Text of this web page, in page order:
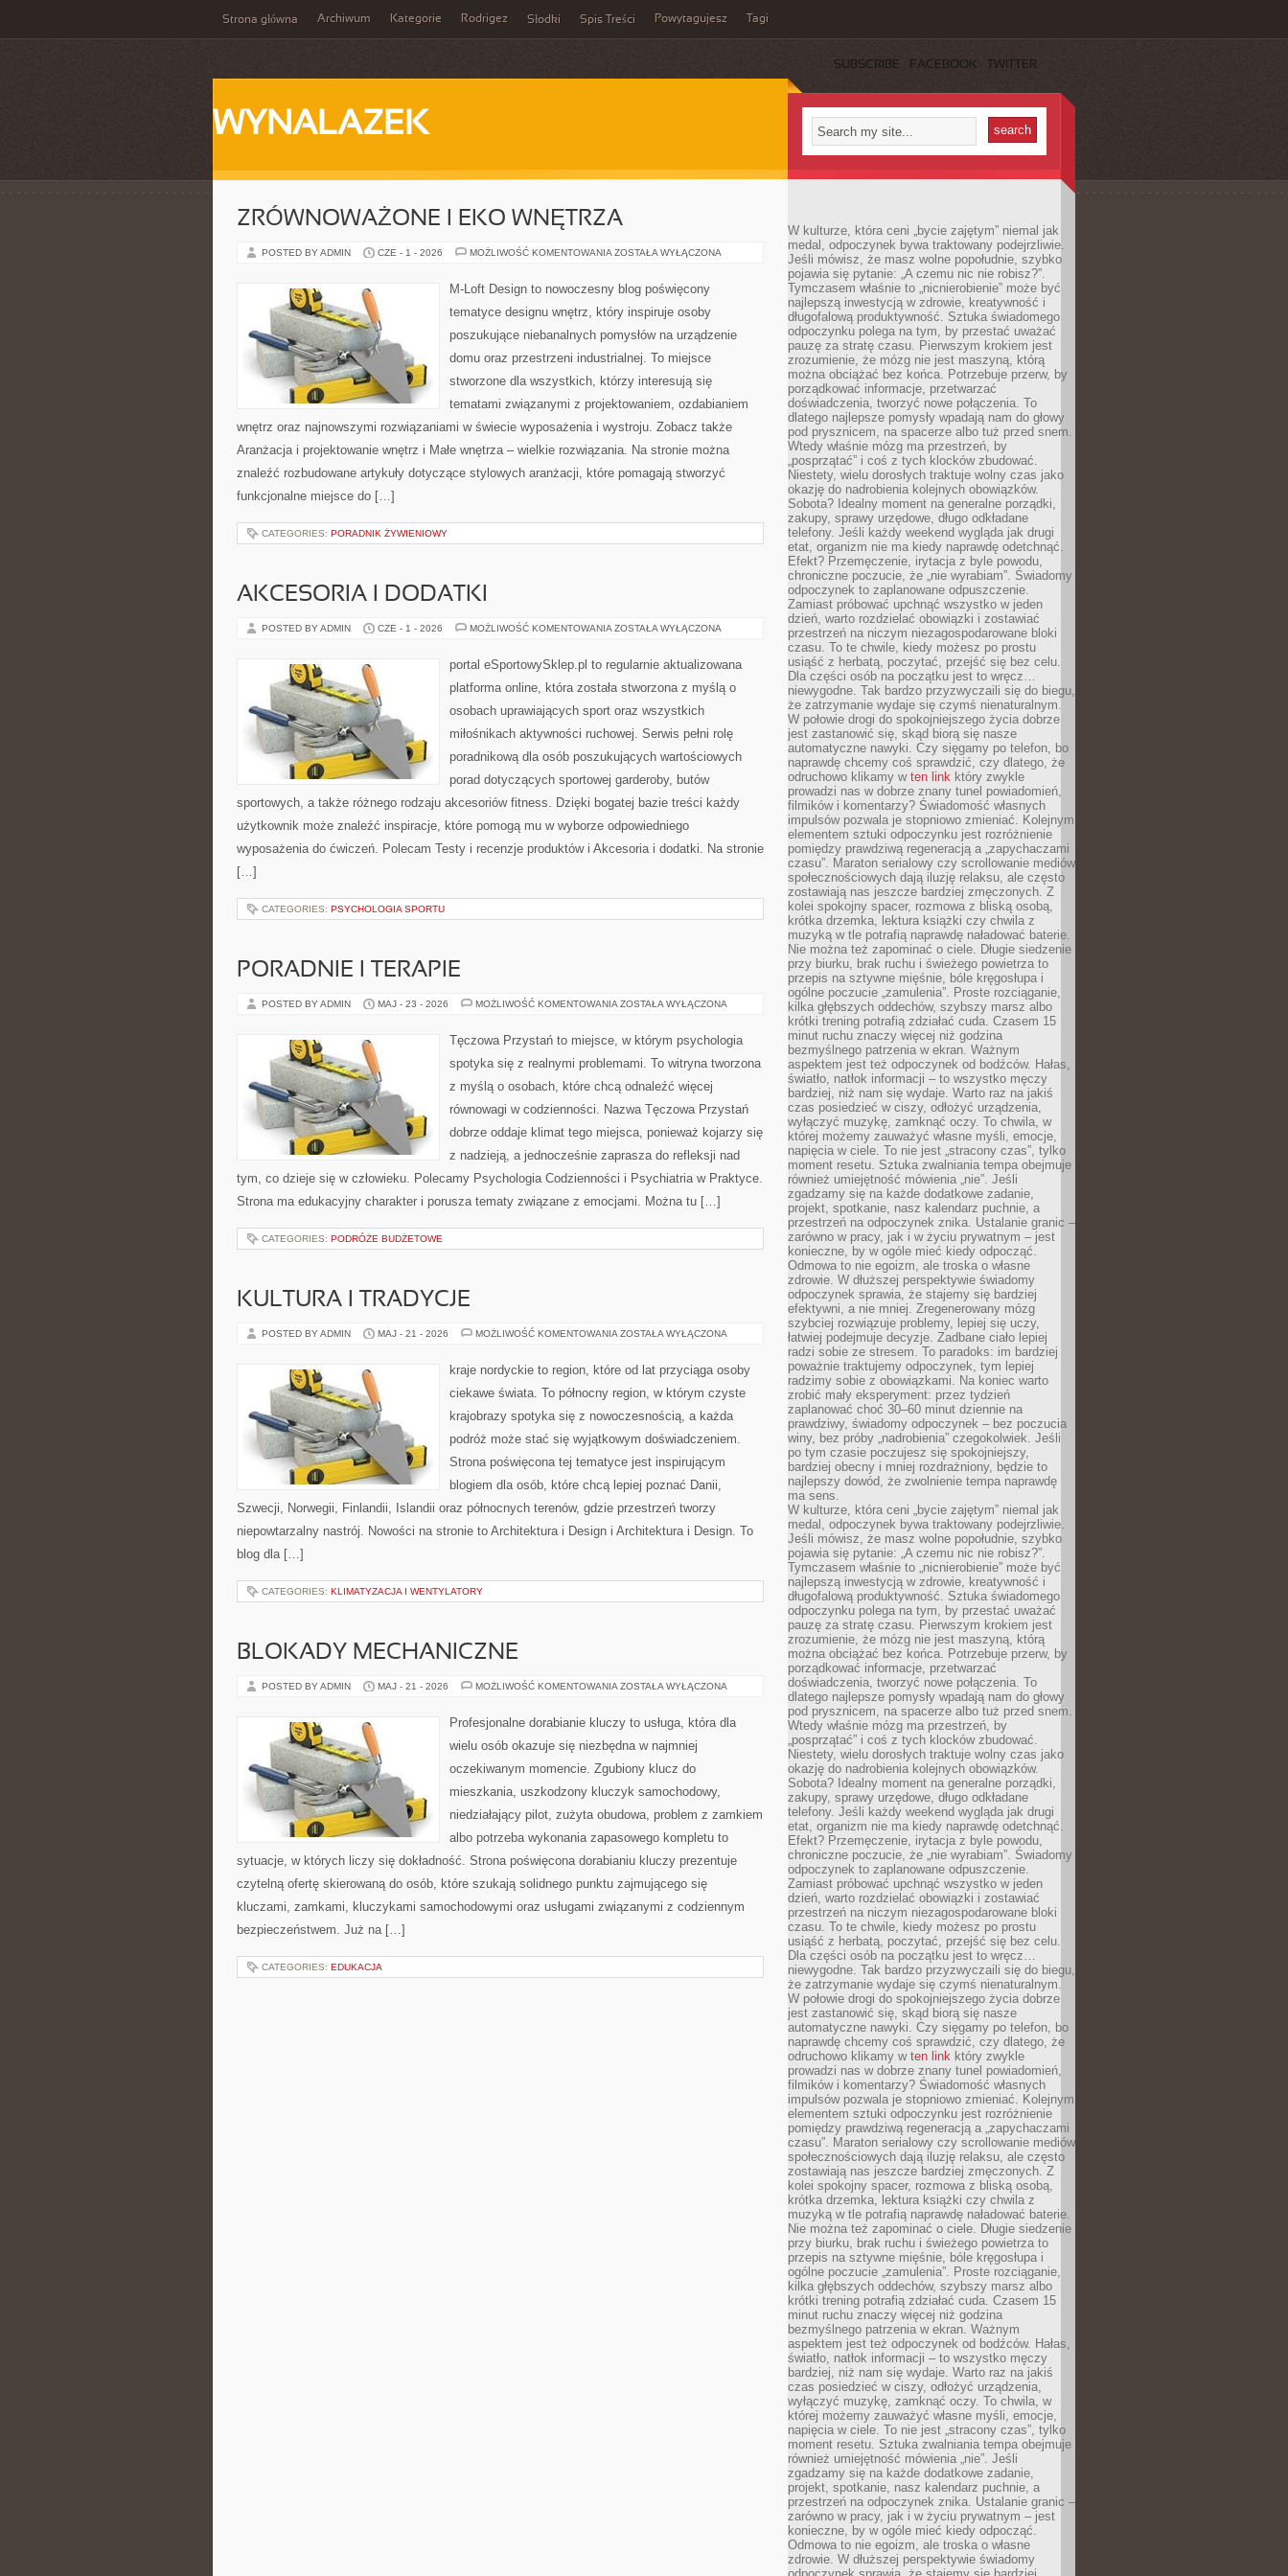
Strona główna Archiwum Kategorie Rodrigez Słodki Spis Treści Powytagujesz Tagi
SUBSCRIBE FACEBOOK TWITTER
WYNALAZEK
ZRÓWNOWAŻONE I EKO WNĘTRZA
POSTED BY ADMIN CZE - 1 - 2026 MOŻLIWOŚĆ KOMENTOWANIA ZRÓWNOWAŻONE
WNĘTRZA
ZOSTAŁA WYŁĄCZONA
M-Loft Design to nowoczesny blog poświęcony
tematyce designu wnętrz, który inspiruje osoby
poszukujące niebanalnych pomysłów na urządzenie
domu oraz przestrzeni industrialnej. To miejsce
stworzone dla wszystkich, którzy interesują się
tematami związanymi z projektowaniem, ozdabianiem
wnętrz oraz najnowszymi rozwiązaniami w świecie wyposażenia i wystroju. Zobacz także
Aranżacja i projektowanie wnętrz i Małe wnętrza – wielkie rozwiązania. Na stronie można
znaleźć rozbudowane artykuły dotyczące stylowych aranżacji, które pomagają stworzyć
funkcjonalne miejsce do […]
CATEGORIES: PORADNIK ŻYWIENIOWY
AKCESORIA I DODATKI
POSTED BY ADMIN CZE - 1 - 2026 MOŻLIWOŚĆ KOMENTOWANIA AKCESORIA
ZOSTAŁA WYŁĄCZONA
portal eSportowySklep.pl to regularnie aktualizowana
platforma online, która została stworzona z myślą o
osobach uprawiających sport oraz wszystkich
miłośnikach aktywności ruchowej. Serwis pełni rolę
poradnikową dla osób poszukujących wartościowych
porad dotyczących sportowej garderoby, butów
sportowych, a także różnego rodzaju akcesoriów fitness. Dzięki bogatej bazie treści każdy
użytkownik może znaleźć inspiracje, które pomogą mu w wyborze odpowiedniego
wyposażenia do ćwiczeń. Polecam Testy i recenzje produktów i Akcesoria i dodatki. Na stronie
[…]
CATEGORIES: PSYCHOLOGIA SPORTU
PORADNIE I TERAPIE
POSTED BY ADMIN MAJ - 23 - 2026 MOŻLIWOŚĆ KOMENTOWANIA PORADNIE
ZOSTAŁA WYŁĄCZONA
Tęczowa Przystań to miejsce, w którym psychologia
spotyka się z realnymi problemami. To witryna tworzona
z myślą o osobach, które chcą odnaleźć więcej
równowagi w codzienności. Nazwa Tęczowa Przystań
dobrze oddaje klimat tego miejsca, ponieważ kojarzy się
z nadzieją, a jednocześnie zaprasza do refleksji nad
tym, co dzieje się w człowieku. Polecamy Psychologia Codzienności i Psychiatria w Praktyce.
Strona ma edukacyjny charakter i porusza tematy związane z emocjami. Można tu […]
CATEGORIES: PODRÓŻE BUDŻETOWE
KULTURA I TRADYCJE
POSTED BY ADMIN MAJ - 21 - 2026 MOŻLIWOŚĆ KOMENTOWANIA KULTURA
ZOSTAŁA WYŁĄCZONA
kraje nordyckie to region, które od lat przyciąga osoby
ciekawe świata. To północny region, w którym czyste
krajobrazy spotyka się z nowoczesnością, a każda
podróż może stać się wyjątkowym doświadczeniem.
Strona poświęcona tej tematyce jest inspirującym
blogiem dla osób, które chcą lepiej poznać Danii,
Szwecji, Norwegii, Finlandii, Islandii oraz północnych terenów, gdzie przestrzeń tworzy
niepowtarzalny nastrój. Nowości na stronie to Architektura i Design i Architektura i Design. To
blog dla […]
CATEGORIES: KLIMATYZACJA I WENTYLATORY
BLOKADY MECHANICZNE
POSTED BY ADMIN MAJ - 21 - 2026 MOŻLIWOŚĆ KOMENTOWANIA BLOKADY
ZOSTAŁA WYŁĄCZONA
Profesjonalne dorabianie kluczy to usługa, która dla
wielu osób okazuje się niezbędna w najmniej
oczekiwanym momencie. Zgubiony klucz do
mieszkania, uszkodzony kluczyk samochodowy,
niedziałający pilot, zużyta obudowa, problem z zamkiem
albo potrzeba wykonania zapasowego kompletu to
sytuacje, w których liczy się dokładność. Strona poświęcona dorabianiu kluczy prezentuje
czytelną ofertę skierowaną do osób, które szukają solidnego punktu zajmującego się
kluczami, zamkami, kluczykami samochodowymi oraz usługami związanymi z codziennym
bezpieczeństwem. Już na […]
CATEGORIES: EDUKACJA
W kulturze, która ceni „bycie zajętym” niemal jak
medal, odpoczynek bywa traktowany podejrzliwie.
Jeśli mówisz, że masz wolne popołudnie, szybko
pojawia się pytanie: „A czemu nic nie robisz?”.
Tymczasem właśnie to „nicnierobienie” może być
najlepszą inwestycją w zdrowie, kreatywność i
długofalową produktywność. Sztuka świadomego
odpoczynku polega na tym, by przestać uważać
pauzę za stratę czasu. Pierwszym krokiem jest
zrozumienie, że mózg nie jest maszyną, którą
można obciążać bez końca. Potrzebuje przerw, by
porządkować informacje, przetwarzać
doświadczenia, tworzyć nowe połączenia. To
dlatego najlepsze pomysły wpadają nam do głowy
pod prysznicem, na spacerze albo tuż przed snem.
Wtedy właśnie mózg ma przestrzeń, by
„posprzątać” i coś z tych klocków zbudować.
Niestety, wielu dorosłych traktuje wolny czas jako
okazję do nadrobienia kolejnych obowiązków.
Sobota? Idealny moment na generalne porządki,
zakupy, sprawy urzędowe, długo odkładane
telefony. Jeśli każdy weekend wygląda jak drugi
etat, organizm nie ma kiedy naprawdę odetchnąć.
Efekt? Przemęczenie, irytacja z byle powodu,
chroniczne poczucie, że „nie wyrabiam”. Świadomy
odpoczynek to zaplanowane odpuszczenie.
Zamiast próbować upchnąć wszystko w jeden
dzień, warto rozdzielać obowiązki i zostawiać
przestrzeń na niczym niezagospodarowane bloki
czasu. To te chwile, kiedy możesz po prostu
usiąść z herbatą, poczytać, przejść się bez celu.
Dla części osób na początku jest to wręcz…
niewygodne. Tak bardzo przyzwyczaili się do biegu,
że zatrzymanie wydaje się czymś nienaturalnym.
W połowie drogi do spokojniejszego życia dobrze
jest zastanowić się, skąd biorą się nasze
automatyczne nawyki. Czy sięgamy po telefon, bo
naprawdę chcemy coś sprawdzić, czy dlatego, że
odruchowo klikamy w ten link który zwykle
prowadzi nas w dobrze znany tunel powiadomień,
filmików i komentarzy? Świadomość własnych
impulsów pozwala je stopniowo zmieniać. Kolejnym
elementem sztuki odpoczynku jest rozróżnienie
pomiędzy prawdziwą regeneracją a „zapychaczami
czasu”. Maraton serialowy czy scrollowanie mediów
społecznościowych dają iluzję relaksu, ale często
zostawiają nas jeszcze bardziej zmęczonych. Z
kolei spokojny spacer, rozmowa z bliską osobą,
krótka drzemka, lektura książki czy chwila z
muzyką w tle potrafią naprawdę naładować baterie.
Nie można też zapominać o ciele. Długie siedzenie
przy biurku, brak ruchu i świeżego powietrza to
przepis na sztywne mięśnie, bóle kręgosłupa i
ogólne poczucie „zamulenia”. Proste rozciąganie,
kilka głębszych oddechów, szybszy marsz albo
krótki trening potrafią zdziałać cuda. Czasem 15
minut ruchu znaczy więcej niż godzina
bezmyślnego patrzenia w ekran. Ważnym
aspektem jest też odpoczynek od bodźców. Hałas,
światło, natłok informacji – to wszystko męczy
bardziej, niż nam się wydaje. Warto raz na jakiś
czas posiedzieć w ciszy, odłożyć urządzenia,
wyłączyć muzykę, zamknąć oczy. To chwila, w
której możemy zauważyć własne myśli, emocje,
napięcia w ciele. To nie jest „stracony czas”, tylko
moment resetu. Sztuka zwalniania tempa obejmuje
również umiejętność mówienia „nie”. Jeśli
zgadzamy się na każde dodatkowe zadanie,
projekt, spotkanie, nasz kalendarz puchnie, a
przestrzeń na odpoczynek znika. Ustalanie granic –
zarówno w pracy, jak i w życiu prywatnym – jest
konieczne, by w ogóle mieć kiedy odpocząć.
Odmowa to nie egoizm, ale troska o własne
zdrowie. W dłuższej perspektywie świadomy
odpoczynek sprawia, że stajemy się bardziej
efektywni, a nie mniej. Zregenerowany mózg
szybciej rozwiązuje problemy, lepiej się uczy,
łatwiej podejmuje decyzje. Zadbane ciało lepiej
radzi sobie ze stresem. To paradoks: im bardziej
poważnie traktujemy odpoczynek, tym lepiej
radzimy sobie z obowiązkami. Na koniec warto
zrobić mały eksperyment: przez tydzień
zaplanować choć 30–60 minut dziennie na
prawdziwy, świadomy odpoczynek – bez poczucia
winy, bez próby „nadrobienia” czegokolwiek. Jeśli
po tym czasie poczujesz się spokojniejszy,
bardziej obecny i mniej rozdrażniony, będzie to
najlepszy dowód, że zwolnienie tempa naprawdę
ma sens.
W kulturze, która ceni „bycie zajętym” niemal jak
medal, odpoczynek bywa traktowany podejrzliwie.
Jeśli mówisz, że masz wolne popołudnie, szybko
pojawia się pytanie: „A czemu nic nie robisz?”.
Tymczasem właśnie to „nicnierobienie” może być
najlepszą inwestycją w zdrowie, kreatywność i
długofalową produktywność. Sztuka świadomego
odpoczynku polega na tym, by przestać uważać
pauzę za stratę czasu. Pierwszym krokiem jest
zrozumienie, że mózg nie jest maszyną, którą
można obciążać bez końca. Potrzebuje przerw, by
porządkować informacje, przetwarzać
doświadczenia, tworzyć nowe połączenia. To
dlatego najlepsze pomysły wpadają nam do głowy
pod prysznicem, na spacerze albo tuż przed snem.
Wtedy właśnie mózg ma przestrzeń, by
„posprzątać” i coś z tych klocków zbudować.
Niestety, wielu dorosłych traktuje wolny czas jako
okazję do nadrobienia kolejnych obowiązków.
Sobota? Idealny moment na generalne porządki,
zakupy, sprawy urzędowe, długo odkładane
telefony. Jeśli każdy weekend wygląda jak drugi
etat, organizm nie ma kiedy naprawdę odetchnąć.
Efekt? Przemęczenie, irytacja z byle powodu,
chroniczne poczucie, że „nie wyrabiam”. Świadomy
odpoczynek to zaplanowane odpuszczenie.
Zamiast próbować upchnąć wszystko w jeden
dzień, warto rozdzielać obowiązki i zostawiać
przestrzeń na niczym niezagospodarowane bloki
czasu. To te chwile, kiedy możesz po prostu
usiąść z herbatą, poczytać, przejść się bez celu.
Dla części osób na początku jest to wręcz…
niewygodne. Tak bardzo przyzwyczaili się do biegu,
że zatrzymanie wydaje się czymś nienaturalnym.
W połowie drogi do spokojniejszego życia dobrze
jest zastanowić się, skąd biorą się nasze
automatyczne nawyki. Czy sięgamy po telefon, bo
naprawdę chcemy coś sprawdzić, czy dlatego, że
odruchowo klikamy w ten link który zwykle
prowadzi nas w dobrze znany tunel powiadomień,
filmików i komentarzy? Świadomość własnych
impulsów pozwala je stopniowo zmieniać. Kolejnym
elementem sztuki odpoczynku jest rozróżnienie
pomiędzy prawdziwą regeneracją a „zapychaczami
czasu”. Maraton serialowy czy scrollowanie mediów
społecznościowych dają iluzję relaksu, ale często
zostawiają nas jeszcze bardziej zmęczonych. Z
kolei spokojny spacer, rozmowa z bliską osobą,
krótka drzemka, lektura książki czy chwila z
muzyką w tle potrafią naprawdę naładować baterie.
Nie można też zapominać o ciele. Długie siedzenie
przy biurku, brak ruchu i świeżego powietrza to
przepis na sztywne mięśnie, bóle kręgosłupa i
ogólne poczucie „zamulenia”. Proste rozciąganie,
kilka głębszych oddechów, szybszy marsz albo
krótki trening potrafią zdziałać cuda. Czasem 15
minut ruchu znaczy więcej niż godzina
bezmyślnego patrzenia w ekran. Ważnym
aspektem jest też odpoczynek od bodźców. Hałas,
światło, natłok informacji – to wszystko męczy
bardziej, niż nam się wydaje. Warto raz na jakiś
czas posiedzieć w ciszy, odłożyć urządzenia,
wyłączyć muzykę, zamknąć oczy. To chwila, w
której możemy zauważyć własne myśli, emocje,
napięcia w ciele. To nie jest „stracony czas”, tylko
moment resetu. Sztuka zwalniania tempa obejmuje
również umiejętność mówienia „nie”. Jeśli
zgadzamy się na każde dodatkowe zadanie,
projekt, spotkanie, nasz kalendarz puchnie, a
przestrzeń na odpoczynek znika. Ustalanie granic –
zarówno w pracy, jak i w życiu prywatnym – jest
konieczne, by w ogóle mieć kiedy odpocząć.
Odmowa to nie egoizm, ale troska o własne
zdrowie. W dłuższej perspektywie świadomy